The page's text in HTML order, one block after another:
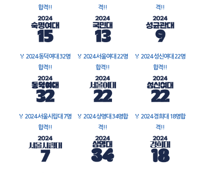
합격!!
격!!
격!!
🏅 2024 동덕여대 32명
합격!!
🏅 2024 서울여대 22명
합격!!
🏅 2024 성신여대 22명
합격!!
🏅 2024 서울시립대 7명
합격!!
🏅 2024 상명대 34명합
격!!
🏅 2024 경희대 18명합
격!!